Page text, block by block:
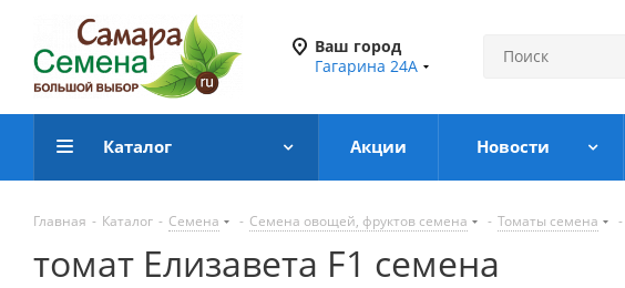
Ваш город
Гагарина 24А
Каталог Акции Новости
Главная - Каталог - Семена - Семена овощей, фруктов семена - Томаты семена -
томат Елизавета F1 семена